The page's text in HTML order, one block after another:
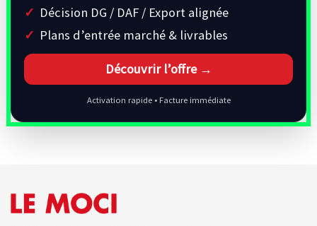
Décision DG / DAF / Export alignée
Plans d’entrée marché & livrables
Découvrir l’offre →
Activation rapide • Facture immédiate